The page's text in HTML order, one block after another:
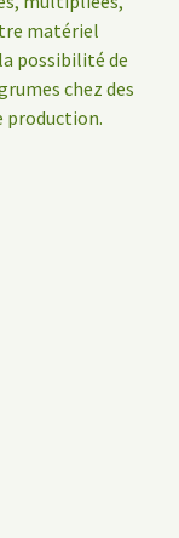
matériel
possibilité de
chez des
production.